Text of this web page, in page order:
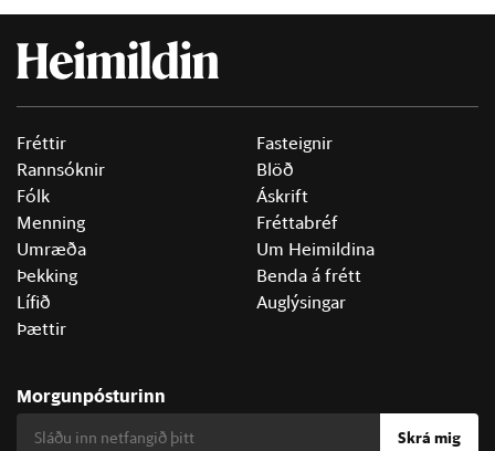
Fréttir
Rannsóknir
Fólk
Menning
Umræða
Þekking
Lífið
Þættir
Fasteignir
Blöð
Áskrift
Fréttabréf
Um Heimildina
Benda á frétt
Auglýsingar
Morgunpósturinn
Skrá mig